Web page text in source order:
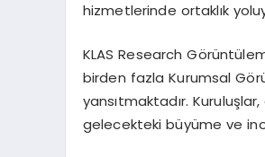
hizmetlerinde ortaklık
KLAS Research Gö
birden fazla Kurumsal Gö
yansıtmaktadır. Kuruluşlar,
gelecekteki büyüme ve